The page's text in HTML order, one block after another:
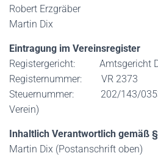
Robert Erzgräber
Martin Dix
Eintragung im Vereinsregister
Registergericht: Amtsgericht
Registernummer: VR 2373
Steuernummer: 202/143/
Verein)
Inhaltlich Verantwortlich gemäß
Martin Dix (Postanschrift oben)